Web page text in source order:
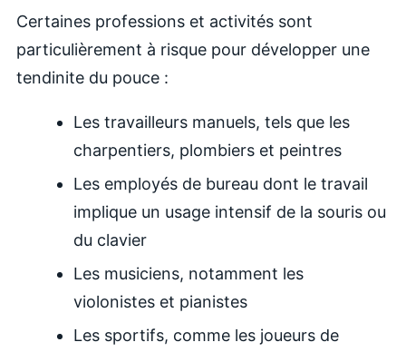
Certaines professions et activités sont
particulièrement à risque pour développer une
tendinite du pouce :
Les travailleurs manuels, tels que les
charpentiers, plombiers et peintres
Les employés de bureau dont le travail
implique un usage intensif de la souris ou
du clavier
Les musiciens, notamment les
violonistes et pianistes
Les sportifs, comme les joueurs de